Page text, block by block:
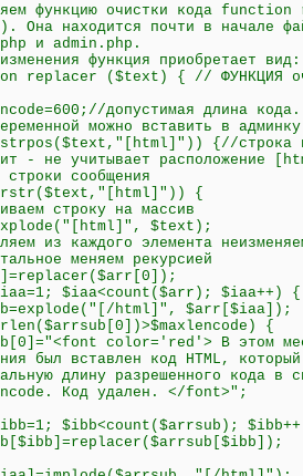
функцию очистки кода
Она находится почти в начале
и admin.php.
функция приобретает вид:
replacer ($text) { // ФУНКЦИЯ
допустимая длина кода.
можно вставить в
{//строка
- не учитывает расположение
строки сообщения
{
строку на массив
$text);
из каждого элемента
меняем рекурсией
$iaa<count($arr); $iaa++) {
html]", $arr[$iaa]);
{
color='red'> В этом
был вставлен код HTML,
длину разрешенного кода в
Код удален. </font>";
$ibb<count($arrsub);